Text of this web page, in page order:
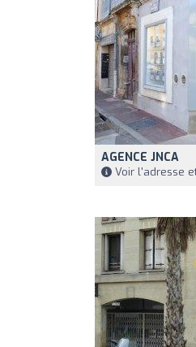
AGENCE JNCA
Voir l'adresse